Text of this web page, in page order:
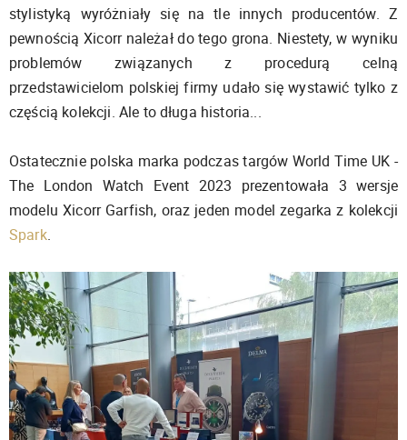
stylistyką wyróżniały się na tle innych producentów. Z
pewnością Xicorr należał do tego grona. Niestety, w wyniku
problemów związanych z procedurą celną
przedstawicielom polskiej firmy udało się wystawić tylko z
częścią kolekcji. Ale to długa historia...
Ostatecznie polska marka podczas targów World Time UK -
The London Watch Event 2023 prezentowała 3 wersje
modelu Xicorr Garfish, oraz jeden model zegarka z kolekcji
Spark.